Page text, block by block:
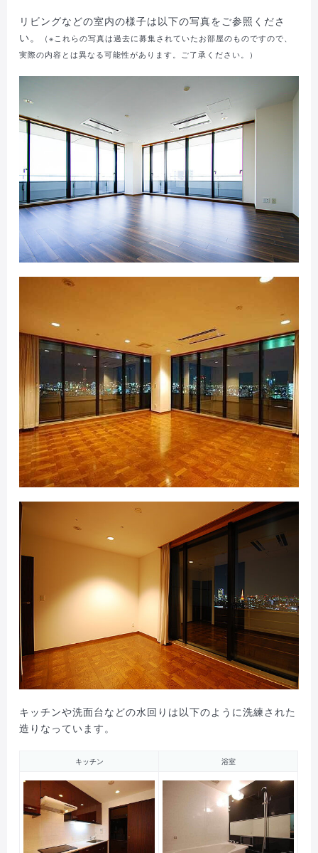
リビングなどの室内の様子は以下の写真をご参照くださ
い。
（※これらの写真は過去に募集されていたお部屋のものですので、
実際の内容とは異なる可能性があります。ご了承ください。）
キッチンや洗面台などの水回りは以下のように洗練された
造りなっています。
キッチン 浴室